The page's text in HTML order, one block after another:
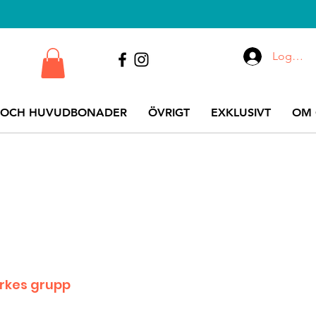
HUVUDBONADER ÖVRIGT EXKLUSIVT OM
Logga
grupp